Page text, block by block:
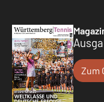
Zum